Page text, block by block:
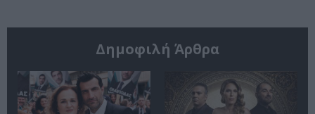
Δημοφιλή Άρθρα